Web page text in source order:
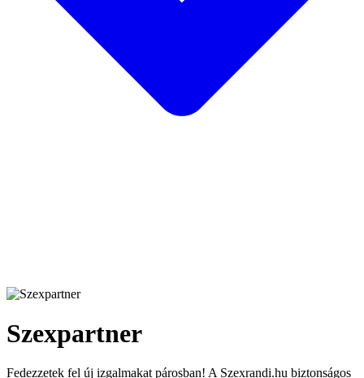
Szexpartner
Fedezzetek fel új izgalmakat párosban! A Szexrandi.hu biztonságos